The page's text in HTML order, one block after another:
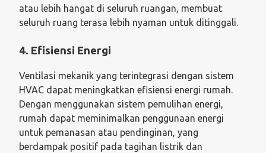
atau lebih hangat di seluruh ruangan, membuat
seluruh ruang terasa lebih nyaman untuk ditinggali.
4. Efisiensi Energi
Ventilasi mekanik yang terintegrasi dengan sistem
HVAC dapat meningkatkan efisiensi energi rumah.
Dengan menggunakan sistem pemulihan energi,
rumah dapat meminimalkan penggunaan energi
untuk pemanasan atau pendinginan, yang
berdampak positif pada tagihan listrik dan